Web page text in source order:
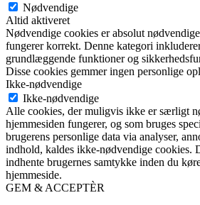
Nødvendige
Altid aktiveret
Nødvendige cookies er absolut
fungerer korrekt. Denne kategori
grundlæggende funktioner og
Disse cookies gemmer ingen personlige
Ikke-nødvendige
Ikke-nødvendige
Alle cookies, der muligvis ikke er særligt
hjemmesiden fungerer, og som bruges
brugerens personlige data via analyser,
indhold, kaldes ikke-nødvendige cookies.
indhente brugernes samtykke inden du
hjemmeside.
GEM & ACCEPTÈR